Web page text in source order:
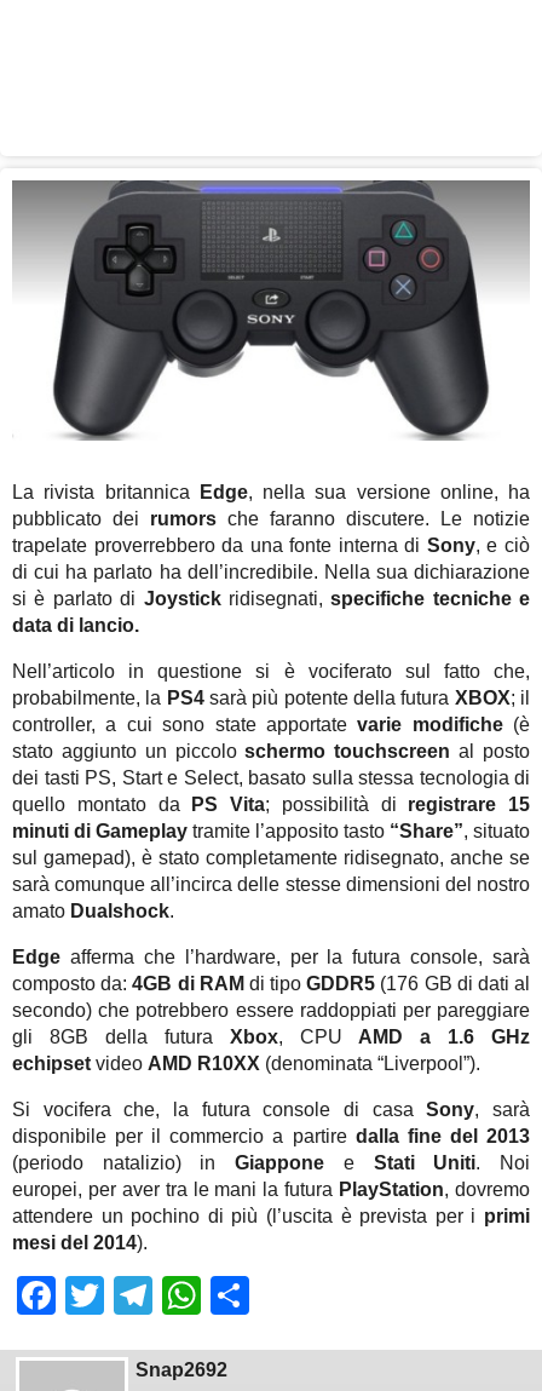
La rivista britannica Edge, nella sua versione online, ha
pubblicato dei rumors che faranno discutere. Le notizie
trapelate proverrebbero da una fonte interna di Sony, e ciò
di cui ha parlato ha dell’incredibile. Nella sua dichiarazione
si è parlato di Joystickridisegnati,specifiche tecniche e
data di lancio.
Nell’articolo in questione si è vociferato sul fatto che,
probabilmente, la PS4sarà più potente della futura XBOX; il
controller, a cui sono state apportatevarie modifiche(è
stato aggiunto un piccoloschermo touchscreen al posto
dei tasti PS, Start e Select, basato sulla stessa tecnologia di
quello montato da
PS Vita; possibilità di registrare 15
minuti di Gameplay tramite l’apposito tasto “Share”, situato
sul gamepad), è stato completamente ridisegnato, anche se
sarà comunque all’incirca delle stesse dimensioni del nostro
amato Dualshock.
Edge afferma che l’hardware, per la futura console, sarà
composto da:4GB di RAM di tipoGDDR5 (176 GB di dati al
secondo) che potrebbero essere raddoppiati per pareggiare
gli 8GB della futura Xbox, CPU AMD a 1.6 GHz
echipset video AMD R10XX (denominata “Liverpool”).
Si vocifera che, la futura console di casaSony, sarà
disponibile per il commercio a partire dalla fine del 2013
(periodo natalizio) inGiappone e Stati Uniti. Noi
europei, per aver tra le mani la futura PlayStation, dovremo
attendere un pochino di più (l’uscita è prevista per i primi
mesi del 2014).
Facebook
TwitterTelegram
WhatsApp
Snap2692